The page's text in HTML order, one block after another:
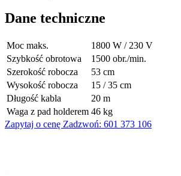
Dane techniczne
Moc maks.
1800 W / 230 V
Szybkość obrotowa
1500 obr./min.
Szerokość robocza
53 cm
Wysokość robocza
15 / 35 cm
Długość kabla
20 m
Waga z pad holderem 46 kg
Zapytaj o cenę Zadzwoń: 601 373 106